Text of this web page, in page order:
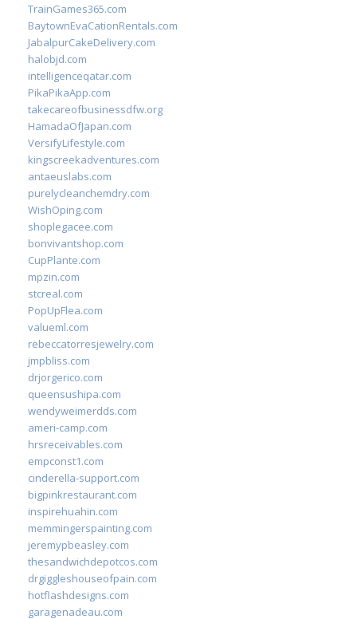
TrainGames365.com
BaytownEvaCationRentals.com
JabalpurCakeDelivery.com
halobjd.com
intelligenceqatar.com
PikaPikaApp.com
takecareofbusinessdfw.org
HamadaOfJapan.com
VersifyLifestyle.com
kingscreekadventures.com
antaeuslabs.com
purelycleanchemdry.com
WishOping.com
shoplegacee.com
bonvivantshop.com
CupPlante.com
mpzin.com
stcreal.com
PopUpFlea.com
valueml.com
rebeccatorresjewelry.com
jmpbliss.com
drjorgerico.com
queensushipa.com
wendyweimerdds.com
ameri-camp.com
hrsreceivables.com
empconst1.com
cinderella-support.com
bigpinkrestaurant.com
inspirehuahin.com
memmingerspainting.com
jeremypbeasley.com
thesandwichdepotcos.com
drgiggleshouseofpain.com
hotflashdesigns.com
garagenadeau.com